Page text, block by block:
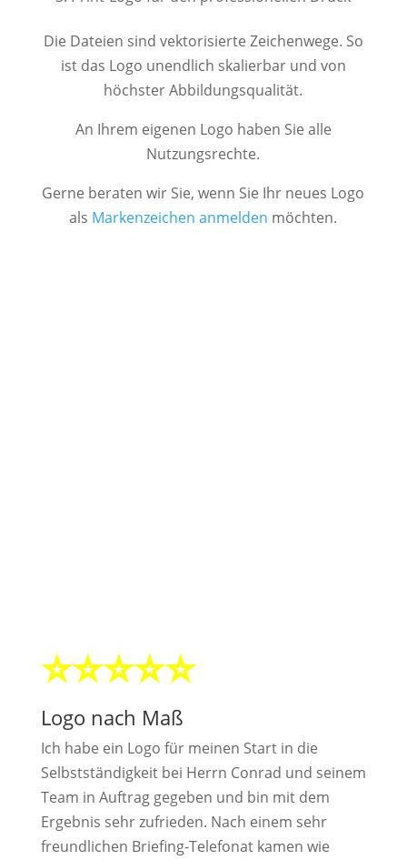
Die Dateien sind vektorisierte Zeichenwege. So
ist das Logo unendlich skalierbar und von
höchster Abbildungsqualität.
An Ihrem eigenen Logo haben Sie alle
Nutzungsrechte.
Gerne beraten wir Sie, wenn Sie Ihr neues Logo
als Markenzeichen anmelden möchten.
⭐⭐⭐⭐⭐
Logo nach Maß
Ich habe ein Logo für meinen Start in die
Selbstständigkeit bei Herrn Conrad und seinem
Team in Auftrag gegeben und bin mit dem
Ergebnis sehr zufrieden. Nach einem sehr
freundlichen Briefing-Telefonat kamen wie